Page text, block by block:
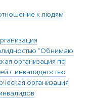
к людям
"Обнимаю
организация по
с инвалидностью
организация